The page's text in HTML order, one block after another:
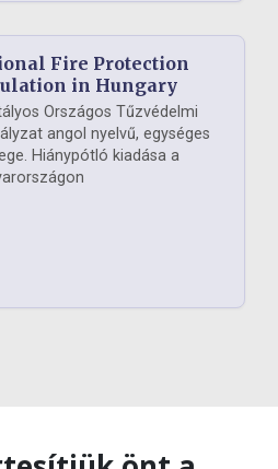
Fire Protection
in Hungary
Országos Tűzvédelmi
angol nyelvű, egységes
Hiánypótló kiadása a